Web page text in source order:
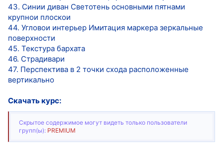
43. Синии диван Светотень основными пятнами
крупнои плоскои
44. Угловои интерьер Имитация маркера зеркальные
поверхности
45. Текстура бархата
46. Страдивари
47. Перспектива в 2 точки схода расположенные
вертикально
Скачать курс:
Скрытое содержимое могут видеть только пользователи
групп(ы): PREMIUM